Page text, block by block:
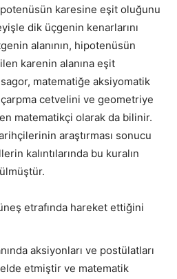
karesine eşit oluğunu
dik üçgenin kenarlarını
alanının, hipotenüsün
karenin alanına eşit
matematiğe aksiyomatik
cetvelini ve geometriye
matematikçi olarak da bilinir.
araştırması sonucu
kalıntılarında bu kuralın
etrafında hareket ettiğini
aksiyonları ve postülatları
etmiştir ve matematik